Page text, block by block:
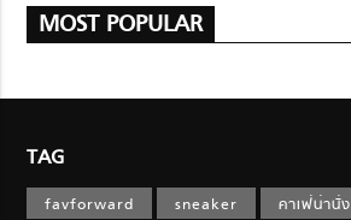
MOST POPULAR
TAG
favforward sneaker คาเฟ่น่านั่ง